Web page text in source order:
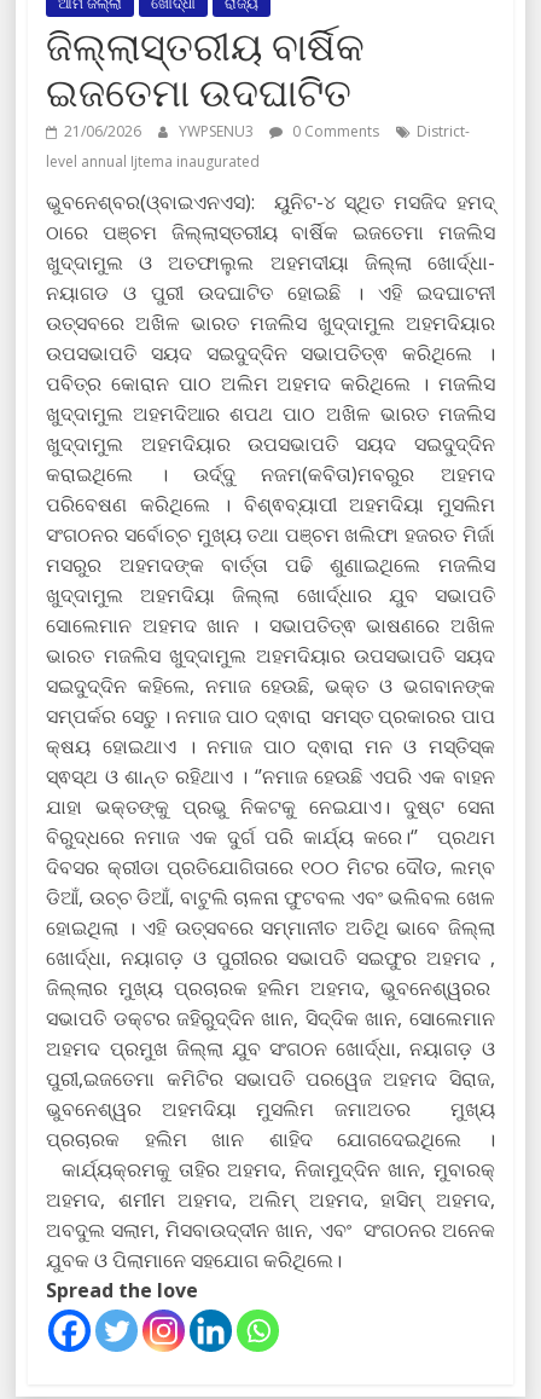
ଜିଲ୍ଲାସ୍ତରୀୟ ବାର୍ଷିକ
ଇଜତେମା ଉଦଘାଟିତ
21/06/2026 YWPSENU3 0 Comments
District-
level annual Ijtema inaugurated
ଭୁବନେଶ୍ବର(ଓ୍ବାଇଏନଏସ): ୟୁନିଟ-୪ ସ୍ଥିତ ମସଜିଦ ହମଦ୍
ଠାରେ ପଞ୍ଚମ ଜିଲ୍ଲାସ୍ତରୀୟ ବାର୍ଷିକ ଇଜତେମା ମଜଲିସ
ଖୁଦ୍ଦାମୁଲ ଓ ଅତଫାଲୁଲ ଅହମଦୀୟା ଜିଲ୍ଲା ଖୋର୍ଦ୍ଧା-
ନୟାଗଡ ଓ ପୁରୀ ଉଦଘାଟିତ ହୋଇଛି । ଏହି ଇଦଘାଟନୀ
ଉତ୍ସବରେ ଅଖିଳ ଭାରତ ମଜଲିସ ଖୁଦ୍ଦାମୁଲ ଅହମଦିୟାର
ଉପସଭାପତି ସୟଦ ସଇଦୁଦ୍ଦିନ ସଭାପତିତ୍ଵ କରିଥିଲେ ।
ପବିତ୍ର କୋରାନ ପାଠ ଅଲିମ ଅହମଦ କରିଥିଲେ । ମଜଲିସ
ଖୁଦ୍ଦାମୁଲ ଅହମଦିଆର ଶପଥ ପାଠ ଅଖିଳ ଭାରତ ମଜଲିସ
ଖୁଦ୍ଦାମୁଲ ଅହମଦିୟାର ଉପସଭାପତି ସୟଦ ସଇଦୁଦ୍ଦିନ
କରାଇଥିଲେ । ଉର୍ଦ୍ଦୁ ନଜମ(କବିତା)ମବରୁର ଅହମଦ
ପରିବେଷଣ କରିଥିଲେ । ବିଶ୍ଵବ୍ୟାପୀ ଅହମଦିୟା ମୁସଲିମ
ସଂଗଠନର ସର୍ବୋଚ୍ଚ ମୁଖ୍ୟ ତଥା ପଞ୍ଚମ ଖଲିଫା ହଜରତ ମିର୍ଜା
ମସରୁର ଅହମଦଙ୍କ ବାର୍ତ୍ତା ପଢି ଶୁଣାଇଥିଲେ ମଜଲିସ
ଖୁଦ୍ଦାମୁଲ ଅହମଦିୟା ଜିଲ୍ଲା ଖୋର୍ଦ୍ଧାର ଯୁବ ସଭାପତି
ସୋଲେମାନ ଅହମଦ ଖାନ । ସଭାପତିତ୍ଵ ଭାଷଣରେ ଅଖିଳ
ଭାରତ ମଜଲିସ ଖୁଦ୍ଦାମୁଲ ଅହମଦିୟାର ଉପସଭାପତି ସୟଦ
ସଇଦୁଦ୍ଦିନ କହିଲେ, ନମାଜ ହେଉଛି, ଭକ୍ତ ଓ ଭଗବାନଙ୍କ
ସମ୍ପର୍କର ସେତୁ । ନମାଜ ପାଠ ଦ୍ଵାରା ସମସ୍ତ ପ୍ରକାରର ପାପ
କ୍ଷୟ ହୋଇଥାଏ । ନମାଜ ପାଠ ଦ୍ଵାରା ମନ ଓ ମସ୍ତିସ୍କ
ସ୍ଵସ୍ଥ ଓ ଶାନ୍ତ ରହିଥାଏ । ‘’ନମାଜ ହେଉଛି ଏପରି ଏକ ବାହନ
ଯାହା ଭକ୍ତଙ୍କୁ ପ୍ରଭୁ ନିକଟକୁ ନେଇଯାଏ। ଦୁଷ୍ଟ ସେନା
ବିରୁଦ୍ଧରେ ନମାଜ ଏକ ଦୁର୍ଗ ପରି କାର୍ଯ୍ୟ କରେ।‘’ ପ୍ରଥମ
ଦିବସର କ୍ରୀଡା ପ୍ରତିଯୋଗିତାରେ ୧୦୦ ମିଟର ଦୌଡ, ଲମ୍ବ
ଡିଆଁ, ଉଚ୍ଚ ଡିଆଁ, ବାଟୁଲି ଚାଳନା ଫୁଟବଲ ଏବଂ ଭଲିବଲ ଖେଳ
ହୋଇଥିଲା । ଏହି ଉତ୍ସବରେ ସମ୍ମାନୀତ ଅତିଥି ଭାବେ ଜିଲ୍ଲା
ଖୋର୍ଦ୍ଧା, ନୟାଗଡ଼ ଓ ପୁରୀରର ସଭାପତି ସଇଫୁର ଅହମଦ ,
ଜିଲ୍ଲାର ମୁଖ୍ୟ ପ୍ରଚାରକ ହଲିମ ଅହମଦ, ଭୁବନେଶ୍ୱରର
ସଭାପତି ଡକ୍ଟର ଜହିରୁଦ୍ଦିନ ଖାନ, ସିଦ୍ଦିକ ଖାନ, ସୋଲେମାନ
ଅହମଦ ପ୍ରମୁଖ ଜିଲ୍ଲା ଯୁବ ସଂଗଠନ ଖୋର୍ଦ୍ଧା, ନୟାଗଡ଼ ଓ
ପୁରୀ,ଇଜତେମା କମିଟିର ସଭାପତି ପରୱେଜ ଅହମଦ ସିରାଜ,
ଭୁବନେଶ୍ୱର ଅହମଦିୟା ମୁସଲିମ ଜମାଅତର ମୁଖ୍ୟ
ପ୍ରଚାରକ ହଲିମ ଖାନ ଶାହିଦ ଯୋଗଦେଇଥିଲେ ।
କାର୍ଯ୍ୟକ୍ରମକୁ ତାହିର ଅହମଦ, ନିଜାମୁଦ୍ଦିନ ଖାନ, ମୁବାରକ୍
ଅହମଦ, ଶମୀମ ଅହମଦ, ଅଲିମ୍ ଅହମଦ, ହାସିମ୍ ଅହମଦ,
ଅବଦୁଲ ସଲାମ, ମିସବାଉଦ୍ଦୀନ ଖାନ, ଏବଂ ସଂଗଠନର ଅନେକ
ଯୁବକ ଓ ପିଲାମାନେ ସହଯୋଗ କରିଥିଲେ।
Spread the love